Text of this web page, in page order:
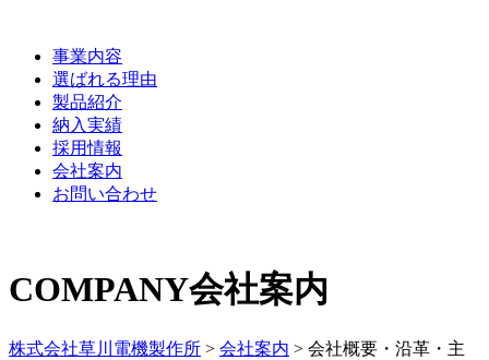
事業内容
選ばれる理由
製品紹介
納入実績
採用情報
会社案内
お問い合わせ
COMPANY会社案内
株式会社草川電機製作所 > 会社案内 > 会社概要・沿革・主